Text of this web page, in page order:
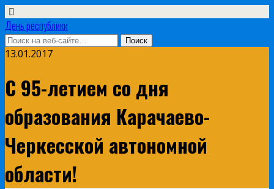
День республики
13.01.2017
С 95-летием со дня
образования Карачаево-
Черкесской автономной
области!